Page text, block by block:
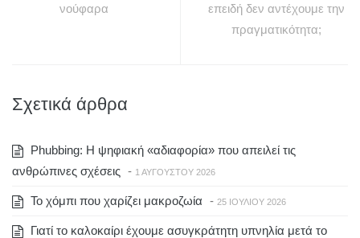
νούφαρα
επειδή δεν αντέχουμε την
πραγματικότητα;
Σχετικά άρθρα
Phubbing: Η ψηφιακή «αδιαφορία» που απειλεί τις
ανθρώπινες σχέσεις - 1 ΑΥΓΟΎΣΤΟΥ 2026
To χόμπι που χαρίζει μακροζωία - 25 ΙΟΥΛΊΟΥ 2026
Γιατί το καλοκαίρι έχουμε ασυγκράτητη υπνηλία μετά το